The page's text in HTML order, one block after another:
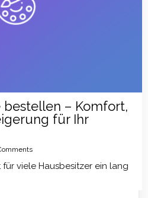
– Komfort,
für Ihr
viele Hausbesitzer ein lang